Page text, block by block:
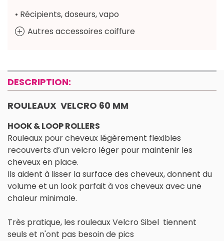
• Récipients, doseurs, vapo
Autres accessoires coiffure
DESCRIPTION:
ROULEAUX VELCRO 60 MM
HOOK & LOOP ROLLERS
Rouleaux pour cheveux légèrement flexibles
recouverts d’un velcro léger pour maintenir les
cheveux en place.
Ils aident à lisser la surface des cheveux, donnent du
volume et un look parfait à vos cheveux avec une
chaleur minimale.
Très pratique, les rouleaux Velcro Sibel tiennent
seuls et n'ont pas besoin de pics